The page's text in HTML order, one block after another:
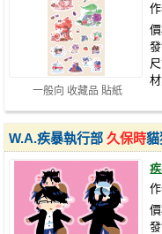
一般向 收藏品 貼紙
W.A.疾暴執行部久保時